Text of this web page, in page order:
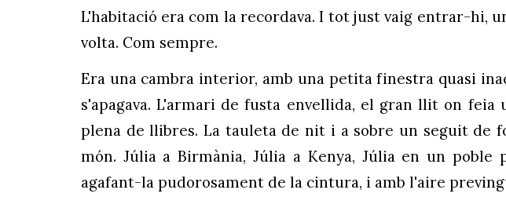
L'habitació era com la recordava. I tot just vaig entrar-hi,
volta. Com sempre.
Era una cambra interior, amb una petita finestra quasi
s'apagava. L'armari de fusta envellida, el gran llit on
plena de llibres. La tauleta de nit i a sobre un seguit de
món. Júlia a Birmània, Júlia a Kenya, Júlia en un
agafant-la pudorosament de la cintura, i amb l'aire